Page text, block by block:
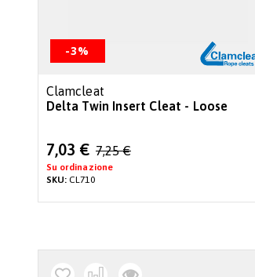
-3%
Clamcleat
Delta Twin Insert Cleat - Loose
Special
Price
7,03 € 7,25 €
Su ordinazione
SKU:CL710